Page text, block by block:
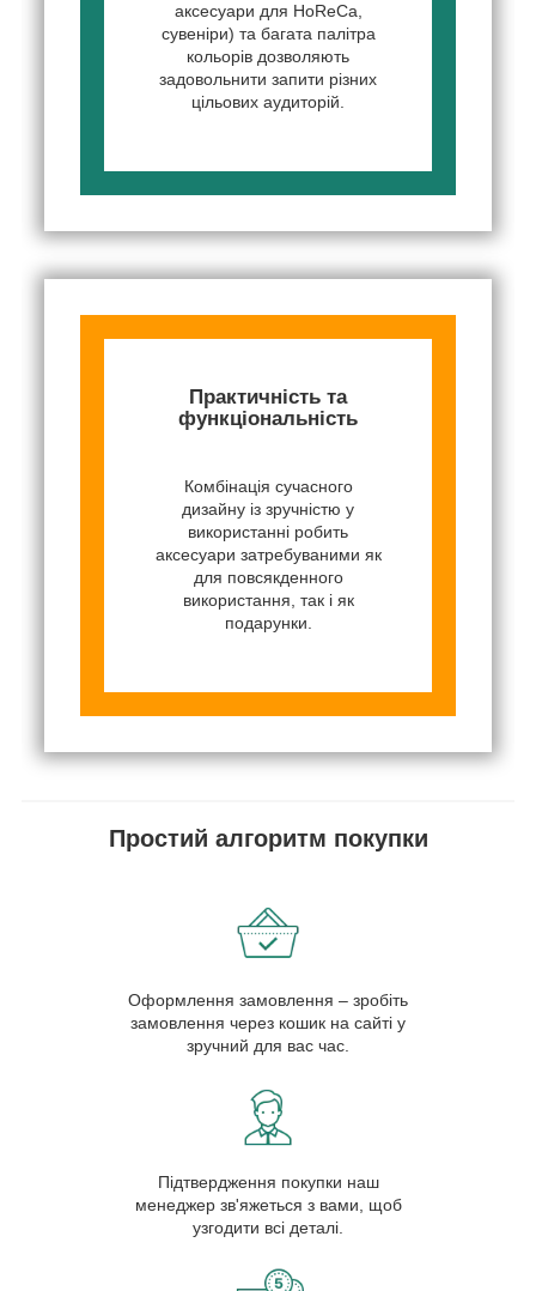
аксесуари для HoReCa,
сувеніри) та багата палітра
кольорів дозволяють
задовольнити запити різних
цільових аудиторій.
Практичність та
функціональність
Комбінація сучасного
дизайну із зручністю у
використанні робить
аксесуари затребуваними як
для повсякденного
використання, так і як
подарунки.
Простий алгоритм покупки
Оформлення замовлення – зробіть
замовлення через кошик на сайті у
зручний для вас час.
Підтвердження покупки наш
менеджер зв'яжеться з вами, щоб
узгодити всі деталі.